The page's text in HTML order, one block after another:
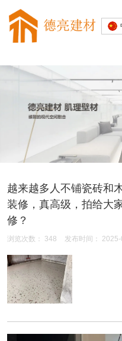
装饰建材
越来越多人不铺瓷砖和
装修，真高级，拍给大
修？
浏览次数： 348 发布时间： 2025-